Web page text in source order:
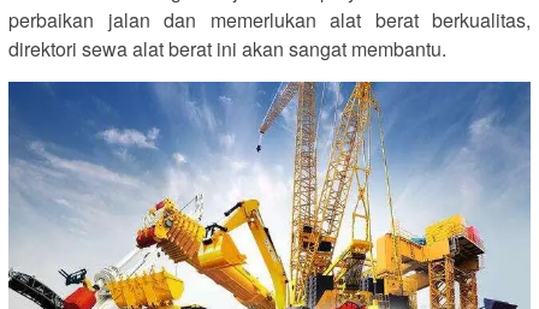
perbaikan jalan dan memerlukan alat berat berkualitas,
direktori sewa alat berat ini akan sangat membantu.